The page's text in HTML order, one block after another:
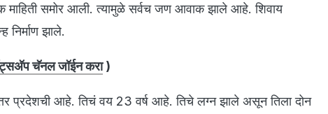
माहिती समोर आली. त्यामुळे सर्वच जण आवाक झाले आहे. शिवाय
निर्माण झाले.
चॅनल जॉईन करा)
प्रदेशची आहे. तिचं वय 23 वर्ष आहे. तिचे लग्न झाले असून तिला दोन